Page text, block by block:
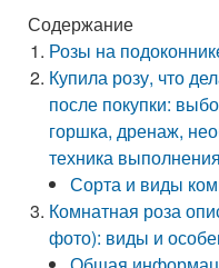
Содержание
Розы на
Купила розу, что
после покупки:
горшка, дренаж,
техника
Сорта и виды
Комнатная роза
фото): виды и